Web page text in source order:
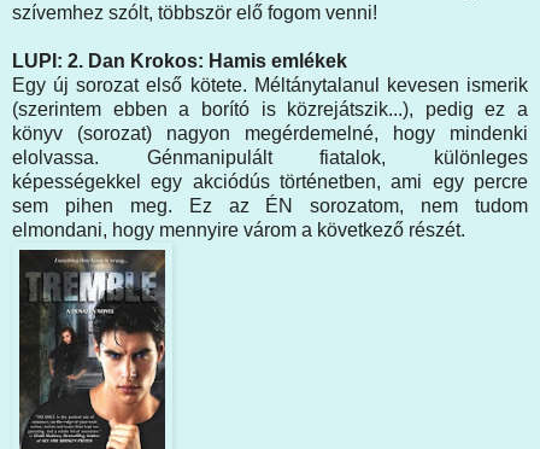
szívemhez szólt, többször elő fogom venni!
LUPI: 2. Dan Krokos: Hamis emlékek
Egy új sorozat első kötete. Méltánytalanul kevesen ismerik
(szerintem ebben a borító is közrejátszik...), pedig ez a
könyv (sorozat) nagyon megérdemelné, hogy mindenki
elolvassa. Génmanipulált fiatalok, különleges
képességekkel egy akciódús történetben, ami egy percre
sem pihen meg. Ez az ÉN sorozatom, nem tudom
elmondani, hogy mennyire várom a következő részét.